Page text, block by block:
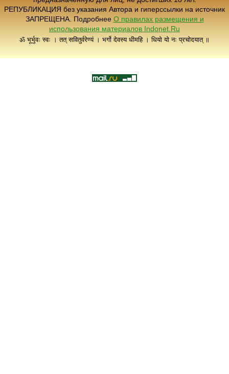
РЕПУБЛИКАЦИЯ без указания Автора и гиперссылки на источник
ЗАПРЕЩЕНА. Подробнее О правилах размещения и
использования материалов Indonet.Ru
ॐ भूर्भुवः स्वः । तत् सवितुर्वरेण्यं । भर्गो देवस्य धीमहि । धियो यो नः प्रचोदयात् ॥